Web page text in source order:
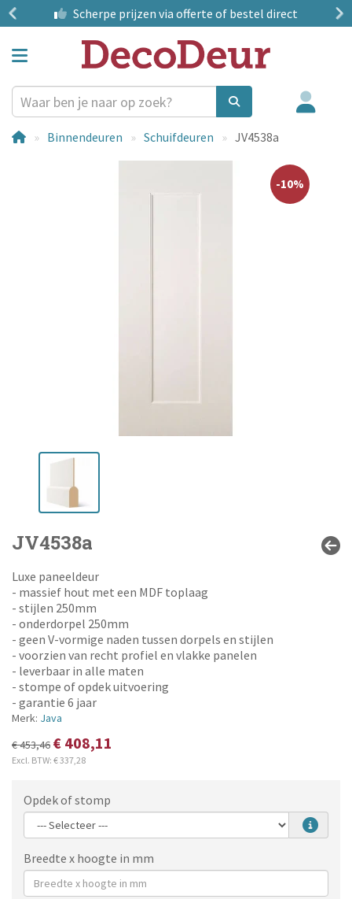
Scherpe prijzen via offerte of bestel direct
Binnendeuren Schuifdeuren JV4538a
-10%
JV4538a
Luxe paneeldeur
- massief hout met een MDF toplaag
- stijlen 250mm
- onderdorpel 250mm
- geen V-vormige naden tussen dorpels en stijlen
- voorzien van recht profiel en vlakke panelen
- leverbaar in alle maten
- stompe of opdek uitvoering
- garantie 6 jaar
Merk: Java
€ 453,46 € 408,11
Excl. BTW: € 337,28
Opdek of stomp
Breedte x hoogte in mm